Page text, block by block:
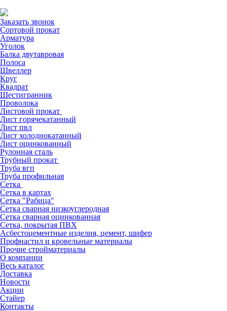
Заказать звонок
Сортовой прокат
Арматура
Уголок
Балка двутавровая
Полоса
Швеллер
Круг
Квадрат
Шестигранник
Проволока
Листовой прокат
Лист горячекатанный
Лист пвл
Лист холоднокатанный
Лист оцинкованный
Рулонная сталь
Трубный прокат
Труба вгп
Труба профильная
Сетка
Сетка в картах
Сетка "Рабица"
Сетка сварная низкоуглеродная
Сетка сварная оцинкованная
Сетка, покрытая ПВХ
Асбестоцементные изделия, цемент, шифер
Профнастил и кровельные материалы
Прочие стройматериалы
О компании
Весь каталог
Доставка
Новости
Акции
Стайер
Контакты